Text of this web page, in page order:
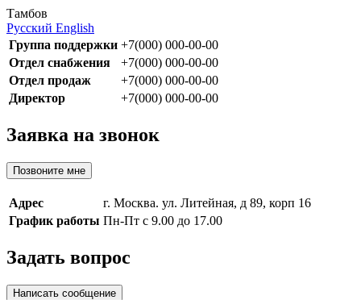
Тамбов
Русский English
Группа поддержки +7(000) 000-00-00
Отдел снабжения
+7(000) 000-00-00
Отдел продаж
+7(000) 000-00-00
Директор
+7(000) 000-00-00
Заявка на звонок
Позвоните мне
Адрес
г. Москва. ул. Литейная, д 89, корп 16
График работы Пн-Пт с 9.00 до 17.00
Задать вопрос
Написать сообщение